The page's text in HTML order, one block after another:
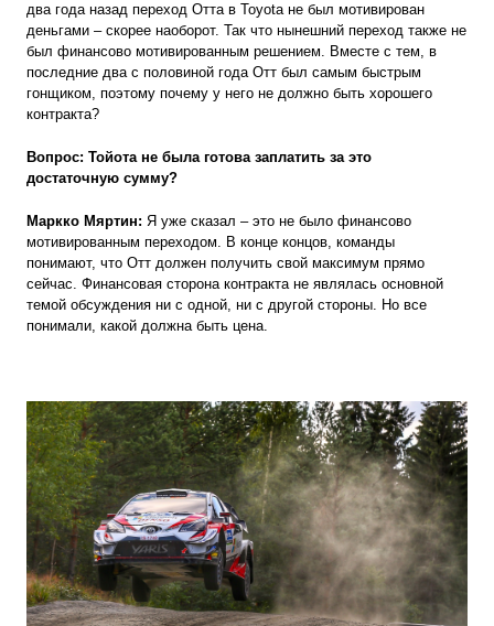
два года назад переход Отта в Toyota не был мотивирован
деньгами – скорее наоборот. Так что нынешний переход также не
был финансово мотивированным решением. Вместе с тем, в
последние два с половиной года Отт был самым быстрым
гонщиком, поэтому почему у него не должно быть хорошего
контракта?
Вопрос: Тойота не была готова заплатить за это
достаточную сумму?
Маркко Мяртин: Я уже сказал – это не было финансово
мотивированным переходом. В конце концов, команды
понимают, что Отт должен получить свой максимум прямо
сейчас. Финансовая сторона контракта не являлась основной
темой обсуждения ни с одной, ни с другой стороны. Но все
понимали, какой должна быть цена.